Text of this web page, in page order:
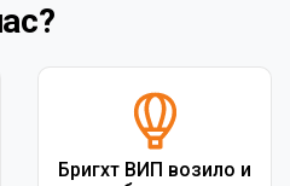
Бригхт ВИП возило и